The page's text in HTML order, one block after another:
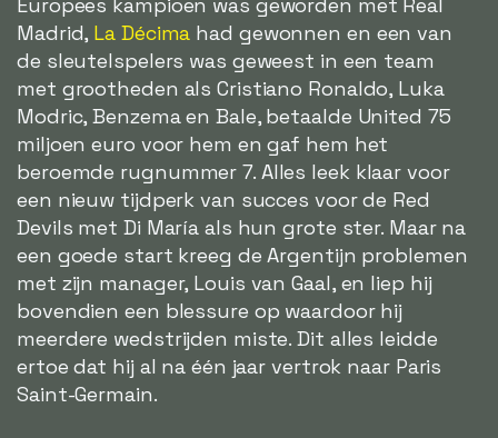
Europees kampioen was geworden met Real
Madrid, La Décima had gewonnen en een van
de sleutelspelers was geweest in een team
met grootheden als Cristiano Ronaldo, Luka
Modric, Benzema en Bale, betaalde United 75
miljoen euro voor hem en gaf hem het
beroemde rugnummer 7. Alles leek klaar voor
een nieuw tijdperk van succes voor de Red
Devils met Di María als hun grote ster. Maar na
een goede start kreeg de Argentijn problemen
met zijn manager, Louis van Gaal, en liep hij
bovendien een blessure op waardoor hij
meerdere wedstrijden miste. Dit alles leidde
ertoe dat hij al na één jaar vertrok naar Paris
Saint-Germain.